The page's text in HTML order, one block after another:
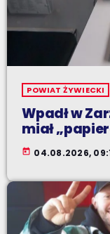
POWIAT ŻYWIECKI
Wpadł w
miał
today 04.08.2026,